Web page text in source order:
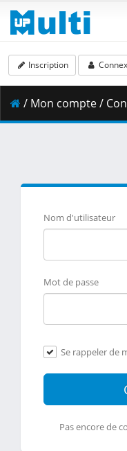
Inscription
/ Mon compte /
Nom d'utilisateur
Mot de passe
Se rappeler de
Pas encore de